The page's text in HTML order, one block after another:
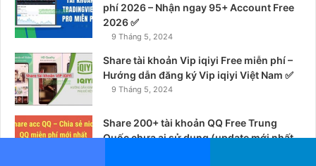
phí 2026 – Nhận ngay 95+ Account Free
2026 ✅
9 Tháng 5, 2024
Share tài khoản Vip iqiyi Free miễn phí –
Hướng dẫn đăng ký Vip iqiyi Việt Nam ✅
9 Tháng 5, 2024
Share 200+ tài khoản QQ Free Trung
Quốc chưa ai sử dụng (update mới nhất